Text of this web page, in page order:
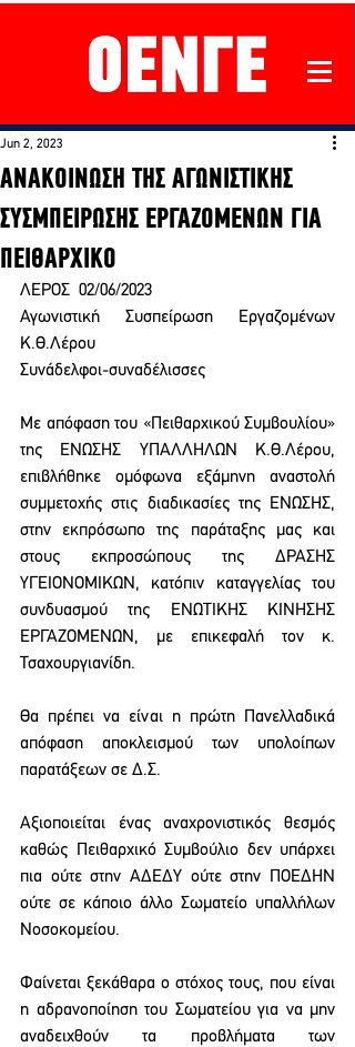
ΑΝΑΚΟΙΝΩΣΗ ΤΗΣ ΑΓΩΝΙΣΤΙΚΗΣ
ΣΥΣΜΠΕΙΡΩΣΗΣ ΕΡΓΑΖΟΜΕΝΩΝ ΓΙΑ
ΠΕΙΘΑΡΧΙΚΟ
Jun 2, 2023
ΛΕΡΟΣ  02/06/2023
Αγωνιστική Συσπείρωση Εργαζομένων
Κ.Θ.Λέρου
Συνάδελφοι-συναδέλισσες
Με απόφαση του «Πειθαρχικού Συμβουλίου»
της ΕΝΩΣΗΣ ΥΠΑΛΛΗΛΩΝ Κ.Θ.Λέρου,
επιβλήθηκε ομόφωνα εξάμηνη αναστολή
συμμετοχής στις διαδικασίες της ΕΝΩΣΗΣ,
στην εκπρόσωπο της παράταξης μας και
στους εκπροσώπους της ΔΡΑΣΗΣ
ΥΓΕΙΟΝΟΜΙΚΩΝ, κατόπιν καταγγελίας του
συνδυασμού της ΕΝΩΤΙΚΗΣ ΚΙΝΗΣΗΣ
ΕΡΓΑΖΟΜΕΝΩΝ, με επικεφαλή τον κ.
Τσαχουργιανίδη.
Θα πρέπει να είναι η πρώτη Πανελλαδικά
απόφαση αποκλεισμού των υπολοίπων
παρατάξεων σε Δ.Σ.
Αξιοποιείται ένας αναχρονιστικός θεσμός
καθώς Πειθαρχικό Συμβούλιο δεν υπάρχει
πια ούτε στην ΑΔΕΔΥ ούτε στην ΠΟΕΔΗΝ
ούτε σε κάποιο άλλο Σωματείο υπαλλήλων
Νοσοκομείου.
Φαίνεται ξεκάθαρα ο στόχος τους, που είναι
η αδρανοποίηση του Σωματείου για να μην
αναδειχθούν τα προβλήματα των